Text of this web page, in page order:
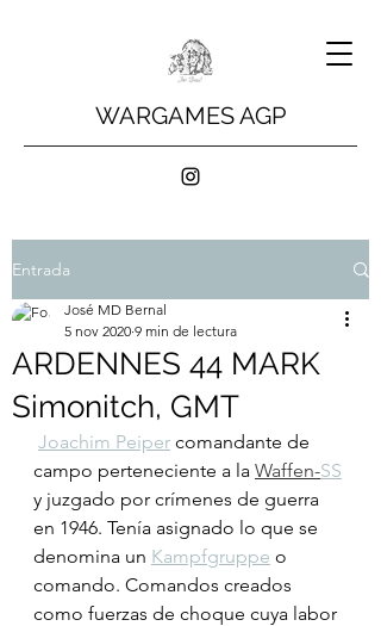
WARGAMES AGP
Entrada
ARDENNES 44 MARK
Simonitch, GMT
José MD Bernal
5 nov 2020 9 min de lectura
Joachim Peiper comandante de
campo perteneciente a la Waffen-SS
y juzgado por crímenes de guerra
en 1946. Tenía asignado lo que se
denomina un Kampfgruppe o
comando. Comandos creados
como fuerzas de choque cuya labor